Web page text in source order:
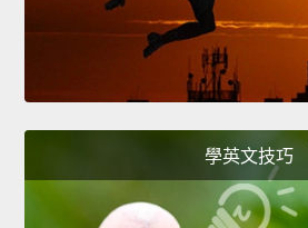
學英文技巧